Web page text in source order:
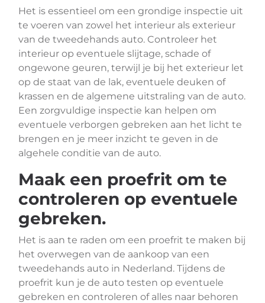
Het is essentieel om een grondige inspectie uit
te voeren van zowel het interieur als exterieur
van de tweedehands auto. Controleer het
interieur op eventuele slijtage, schade of
ongewone geuren, terwijl je bij het exterieur let
op de staat van de lak, eventuele deuken of
krassen en de algemene uitstraling van de auto.
Een zorgvuldige inspectie kan helpen om
eventuele verborgen gebreken aan het licht te
brengen en je meer inzicht te geven in de
algehele conditie van de auto.
Maak een proefrit om te
controleren op eventuele
gebreken.
Het is aan te raden om een proefrit te maken bij
het overwegen van de aankoop van een
tweedehands auto in Nederland. Tijdens de
proefrit kun je de auto testen op eventuele
gebreken en controleren of alles naar behoren